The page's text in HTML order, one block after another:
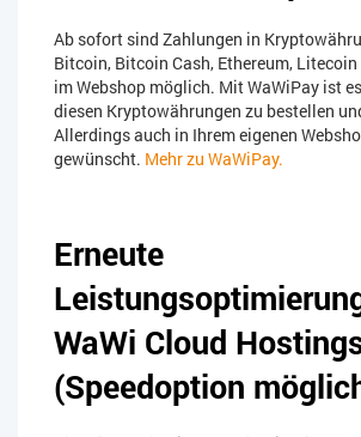
Ab sofort sind Zahlungen in
Bitcoin, Bitcoin Cash, Ethereum, Litecoin
im Webshop möglich. Mit WaWiPay ist
diesen Kryptowährungen zu bestellen
Allerdings auch in Ihrem eigenen
gewünscht. Mehr zu WaWiPay.
Erneute
WaWi Cloud
(Speedoption